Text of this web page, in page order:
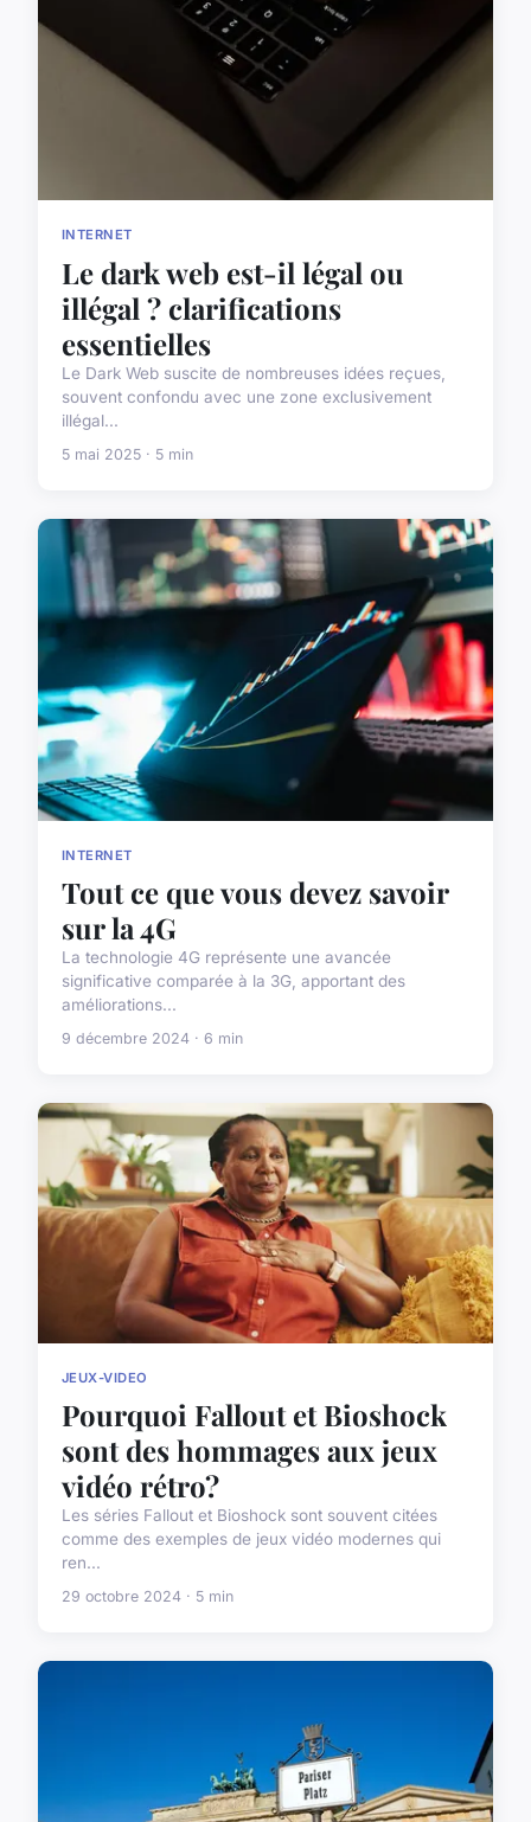
INTERNET
Le dark web est-il légal ou
illégal ? clarifications
essentielles
Le Dark Web suscite de nombreuses idées reçues,
souvent confondu avec une zone exclusivement
illégal...
5 mai 2025 · 5 min
INTERNET
Tout ce que vous devez savoir
sur la 4G
La technologie 4G représente une avancée
significative comparée à la 3G, apportant des
améliorations...
9 décembre 2024 · 6 min
JEUX-VIDEO
Pourquoi Fallout et Bioshock
sont des hommages aux jeux
vidéo rétro?
Les séries Fallout et Bioshock sont souvent citées
comme des exemples de jeux vidéo modernes qui
ren...
29 octobre 2024 · 5 min